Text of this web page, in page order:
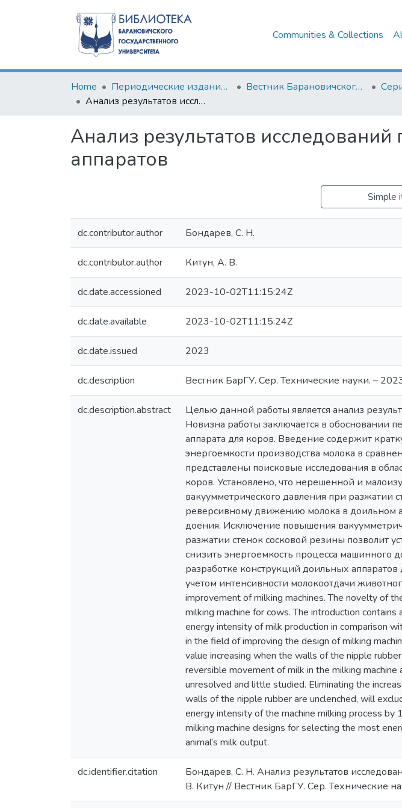
Communities & Collections
Home Периодические издания БарГУ Вестник Барановичского государственного университета
Анализ результатов исследований по совершенствованию доильных аппаратов
Анализ результатов
аппаратов
Simple
dc.contributor.author Бондарев, С. Н.
dc.contributor.author Китун, А. В.
dc.date.accessioned 2023-10-02T11:15:24Z
dc.date.available 2023-10-02T11:15:24Z
dc.date.issued 2023
dc.description Вестник БарГУ. Сер. Технические науки. –
dc.description.abstract
Целью данной работы является анализ
Новизна работы заключается в обосновании
аппарата для коров. Введение содержит
энергоемкости производства молока в
представлены поисковые исследования в
коров. Установлено, что нерешенной и
вакуумметрического давления при разжатии
реверсивному движению молока в доильном
доения. Исключение повышения
разжатии стенок сосковой резины позволит
снизить энергоемкость процесса машинного
разработке конструкций доильных
учетом интенсивности молокоотдачи
improvement of milking machines. The novelty of
milking machine for cows. The introduction
energy intensity of milk production in comparison
in the field of improving the design of milking
value increasing when the walls of the nipple
reversible movement of milk in the milking
unresolved and little studied. Eliminating the
walls of the nipple rubber are unclenched, will
energy intensity of the machine milking process
milking machine designs for selecting the most
animal’s milk output.
dc.identifier.citation
Бондарев, С. Н. Анализ результатов
В. Китун // Вестник БарГУ. Сер. Технические